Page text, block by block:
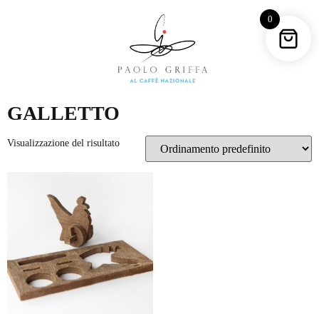
GALLETTO
Visualizzazione del risultato
0